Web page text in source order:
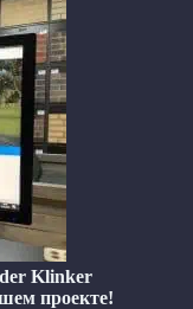
Klinker
проекте!